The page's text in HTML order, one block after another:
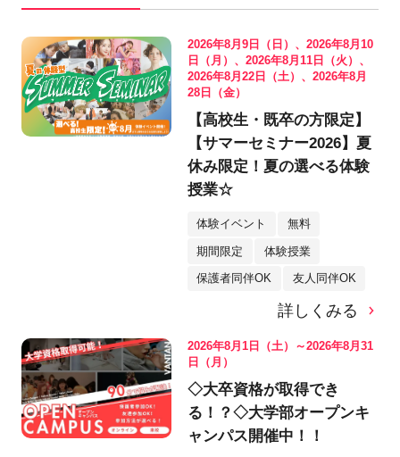
2026年8月9日（日）、2026年8月10
日（月）、2026年8月11日（火）、
2026年8月22日（土）、2026年8月
28日（金）
【高校生・既卒の方限定】
【サマーセミナー2026】夏
休み限定！夏の選べる体験
授業☆
体験イベント 無料
期間限定 体験授業
保護者同伴OK 友人同伴OK
詳しくみる
2026年8月1日（土）～2026年8月31
日（月）
◇大卒資格が取得でき
る！？◇大学部オープンキ
ャンパス開催中！！